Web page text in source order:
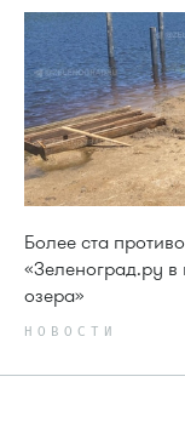
Более ста
«Зеленоград.ру в
озера»
НОВОСТИ